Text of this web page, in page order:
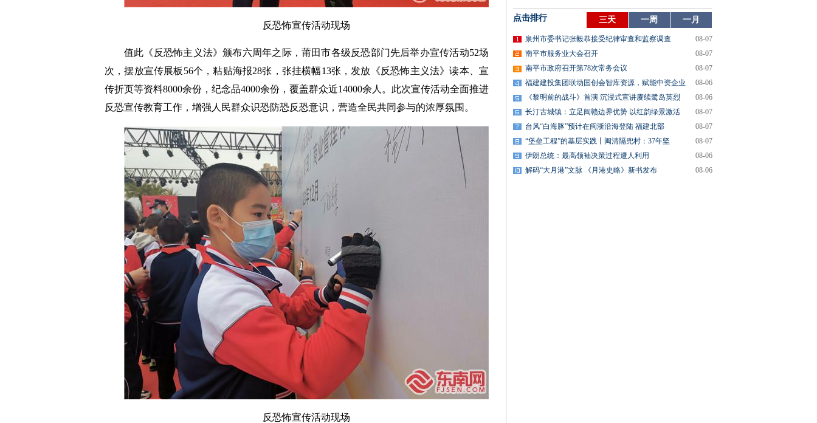
反恐怖宣传活动现场
值此《反恐怖主义法》颁布六周年之际，莆田市各级反恐部门先后举办宣传活动52场
次，摆放宣传展板56个，粘贴海报28张，张挂横幅13张，发放《反恐怖主义法》读本、宣
传折页等资料8000余份，纪念品4000余份，覆盖群众近14000余人。此次宣传活动全面推进
反恐宣传教育工作，增强人民群众识恐防恐反恐意识，营造全民共同参与的浓厚氛围。
反恐怖宣传活动现场
点击排行 三天 一周 一月
泉州市委书记张毅恭接受纪律审查和监察调查
08-07
南平市服务业大会召开
08-07
南平市政府召开第78次常务会议
08-07
福建建投集团联动国创会智库资源，赋能中资企业
08-06
《黎明前的战斗》首演 沉浸式宣讲赓续鹭岛英烈
08-06
长汀古城镇：立足闽赣边界优势 以红韵绿景激活
08-07
台风“白海豚”预计在闽浙沿海登陆 福建北部
08-07
“堡垒工程”的基层实践丨闽清隔兜村：37年坚
08-07
伊朗总统：最高领袖决策过程遭人利用
08-06
解码“大月港”文脉 《月港史略》新书发布
08-06